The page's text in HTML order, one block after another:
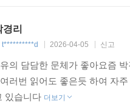
다는 것이 유일한 내 자유의
, 전쟁과 빈곤, 연재 중단과
경리
t**********d 2026-04-05 신고
의 담담한 문체가 좋아요즘
러번 읽어도 좋은듯 하여 자
있습니다 더보기